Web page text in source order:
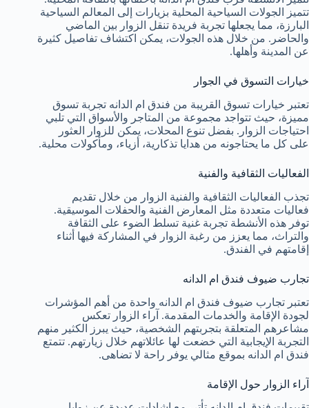
تتميز الجولات السياحية المحلية بزيارات إلى المعالم السياحية
البارزة، مما يجعلها تجربة فريدة تنقل الزوار بين الماضي
والحاضر. من خلال هذه الجولات، يمكن اكتشاف تفاصيل كثيرة
عن المدينة وأهلها.
خيارات التسوق في الجوار
تعتبر خيارات تسوق القريبة من فندق ام الدانه تجربة تسوق
مميزة، حيث تتواجد مجموعة من المتاجر والأسواق التي تلبي
احتياجات الزوار. بفضل تنوع المحلات، يمكن للزوار العثور
على كل ما يحتاجونه من هدايا تذكارية، أزياء، ومأكولات محلية.
الفعاليات الثقافية والفنية
تجذب الفعاليات الثقافية والفنية الزوار من خلال تقديم
فعاليات متعددة مثل المعارض الفنية والحفلات الموسيقية.
توفر هذه الأنشطة تجربة غنية تسلط الضوء على الثقافة
والتراث، مما يعزز من رغبة الزوار في المشاركة فيها أثناء
إقامتهم في الفندق.
تجارب ضيوف فندق ام الدانه
تعتبر تجارب ضيوف فندق ام الدانه واحدة من أهم المؤشرات
لجودة الإقامة والخدمات المقدمة. آراء الزوار تعكس
مشاعرهم المتعلقة بتجربتهم الشخصية، حيث يبرز الكثير منهم
التجربة الإيجابية التي خضعت لها عائلاتهم خلال زيارتهم. تتمتع
فندق ام الدانه بموقع مثالي يوفر راحة لا تضاهى.
آراء الزوار حول الإقامة